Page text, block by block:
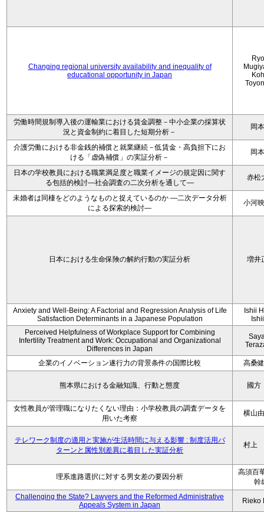
Changing regional university availability and inequality of
educational opportunity in Japan
労働時間規制導入後の運輸業における賃金調整－中小企業の採算状
況と資金制約に着目した短期分析－
岡
介護労働における非金銭的補償と就業継続－低賃金・高負担下にお
ける「虚偽補償」の実証分析－
岡
日本の学校教員における職業満足度と職業イメージの規定因に関す
る包括的検討―社会調査の二次分析を通して―
赤松
未婚者は同棲をどのようなものと捉えているのか —二次データ分析
による探索的検討—
小河
日本における生命保険の解約行動の実証分析 増井
Anxiety and Well-Being: A Factorial and Regression Analysis of Life
Satisfaction Determinants in a Japanese Population
Ishii
Perceived Helpfulness of Workplace Support for Combining
Infertility Treatment and Work: Occupational and Organizational
Differences in Japan
企業のイノベーション遂行力の背景条件の国際比較 高桑
熊本県における金融知識、行動と態度 國
女性教員が管理職になりたくない理由：小学校教員の調査データを
用いた考察
横山
テレワーク制度の適用と実施が生活時間に与える影響 : 制度活用パ
ターンと属性別差異に着目した実証分析
村上
理系進路選択に対する男女差の要因分析
高須百
幹
Challenging the State? Lawyers and the Reformed Administrative
Appeals System in Japan
Rieko